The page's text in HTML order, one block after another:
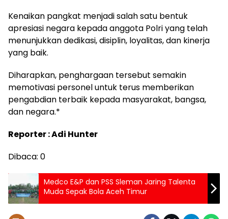
Kenaikan pangkat menjadi salah satu bentuk
apresiasi negara kepada anggota Polri yang telah
menunjukkan dedikasi, disiplin, loyalitas, dan kinerja
yang baik.
Diharapkan, penghargaan tersebut semakin
memotivasi personel untuk terus memberikan
pengabdian terbaik kepada masyarakat, bangsa,
dan negara.*
Reporter : Adi Hunter
Dibaca: 0
Medco E&P dan PSS Sleman Jaring Talenta
Muda Sepak Bola Aceh Timur